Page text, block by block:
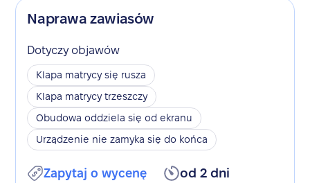
Naprawa zawiasów
Dotyczy objawów
Klapa matrycy się rusza
Klapa matrycy trzeszczy
Obudowa oddziela się od ekranu
Urządzenie nie zamyka się do końca
Zapytaj o wycenę od 2 dni